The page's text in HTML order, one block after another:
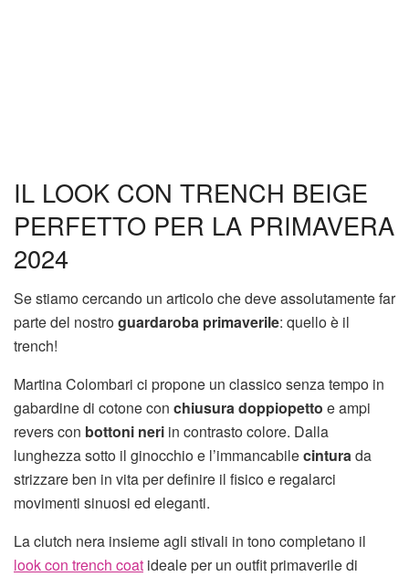
IL LOOK CON TRENCH BEIGE
PERFETTO PER LA PRIMAVERA
2024
Se stiamo cercando un articolo che deve assolutamente far
parte del nostroguardaroba primaverile: quello è il
trench!
Martina Colombari ci propone un classico senza tempo in
gabardine di cotone con chiusura doppiopetto e ampi
revers con bottoni neri in contrasto colore. Dalla
lunghezza sotto il ginocchio e l’immancabilecinturada
strizzare ben in vita per definire il fisico e regalarci
movimenti sinuosi ed eleganti.
La clutch nera insieme agli stivali in tono completano il
look con trench coat ideale per un outfit primaverile di